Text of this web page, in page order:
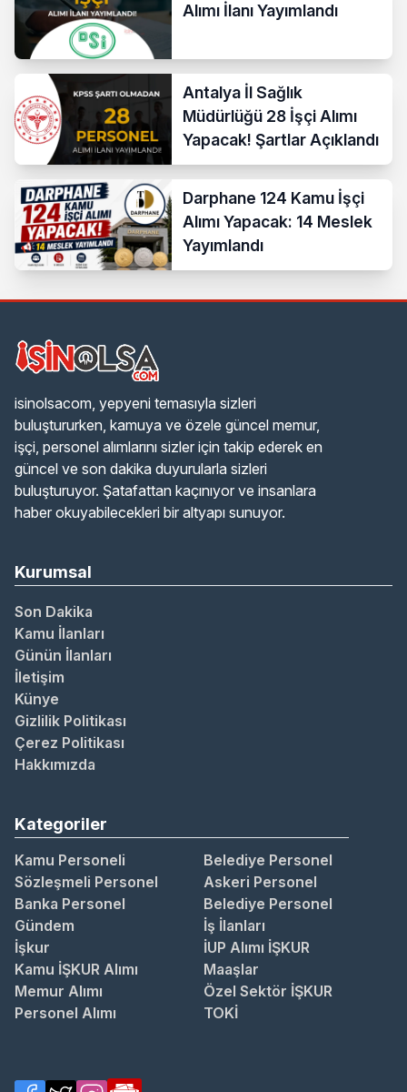
Alımı İlanı Yayımlandı
Antalya İl Sağlık
Müdürlüğü 28 İşçi Alımı
Yapacak! Şartlar Açıklandı
Darphane 124 Kamu İşçi
Alımı Yapacak: 14 Meslek
Yayımlandı
isinolsacom, yepyeni temasıyla sizleri
buluştururken, kamuya ve özele güncel memur,
işçi, personel alımlarını sizler için takip ederek en
güncel ve son dakika duyurularla sizleri
buluşturuyor. Şatafattan kaçınıyor ve insanlara
haber okuyabilecekleri bir altyapı sunuyor.
Kurumsal
Son Dakika
Kamu İlanları
Günün İlanları
İletişim
Künye
Gizlilik Politikası
Çerez Politikası
Hakkımızda
Kategoriler
Kamu Personeli
Belediye Personel
Sözleşmeli Personel
Askeri Personel
Banka Personel
Belediye Personel
Gündem
İş İlanları
İşkur
İUP Alımı İŞKUR
Kamu İŞKUR Alımı
Maaşlar
Memur Alımı
Özel Sektör İŞKUR
Personel Alımı
TOKİ